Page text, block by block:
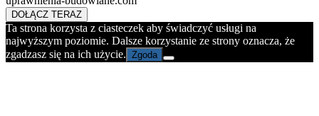
DOŁĄCZ TERAZ
Ta strona korzysta z ciasteczek aby świadczyć usługi na
najwyższym poziomie. Dalsze korzystanie ze strony oznacza, że
zgadzasz się na ich użycie. Zgoda